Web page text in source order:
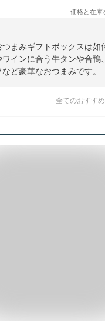
価格と在庫
まみギフトボックスは如
インに合う牛タンや合鴨
ど豪華なおつまみです。
全てのおすす